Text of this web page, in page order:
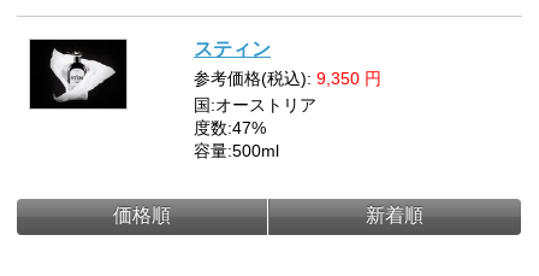
スティン
参考価格(税込): 9,350 円
国:オーストリア
度数:47%
容量:500ml
価格順 新着順